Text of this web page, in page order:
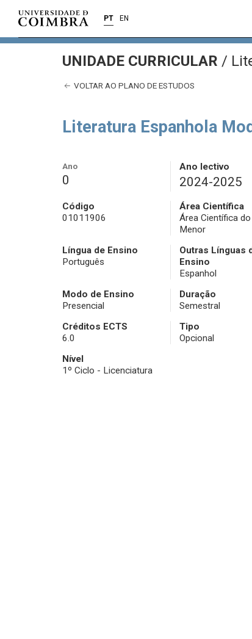
PT EN
UNIDADE CURRICULAR /
VOLTAR AO PLANO DE ESTUDOS
Literatura Espanhola
Ano
0
Ano lectivo
2024-2025
Código
01011906
Área Científica
Área Científica do
Menor
Língua de Ensino
Português
Outras Línguas
Ensino
Espanhol
Modo de Ensino
Presencial
Duração
Semestral
Créditos ECTS
6.0
Tipo
Opcional
Nível
1º Ciclo - Licenciatura